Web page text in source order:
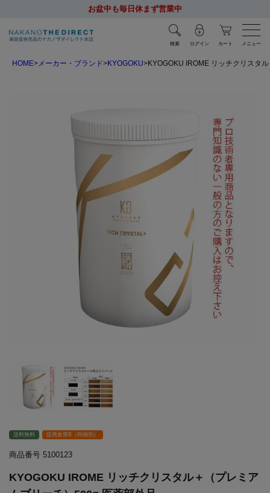
お盆中も毎日休まず営業中
検索 ログイン カート メニュー
HOME メーカー・ブランド KYOGOKU KYOGOKU IROME リッチクリスタ
送料無料 提携倉庫B（同梱別）
商品番号 5100123
KYOGOKU IROME リッチクリスタル＋（プレミア